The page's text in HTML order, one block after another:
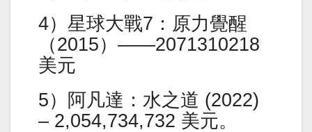
4）星球大戰7：原力覺醒
（2015）——2071310218
美元
5）阿凡達：水之道 (2022)
– 2,054,734,732 美元。